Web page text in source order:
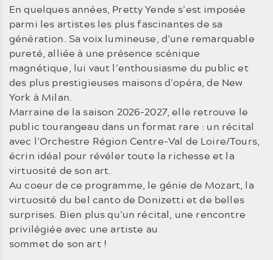
En quelques années, Pretty Yende s’est imposée
parmi les artistes les plus fascinantes de sa
génération. Sa voix lumineuse, d’une remarquable
pureté, alliée à une présence scénique
magnétique, lui vaut l’enthousiasme du public et
des plus prestigieuses maisons d’opéra, de New
York à Milan.
Marraine de la saison 2026-2027, elle retrouve le
public tourangeau dans un format rare : un récital
avec l’Orchestre Région Centre-Val de Loire/Tours,
écrin idéal pour révéler toute la richesse et la
virtuosité de son art.
Au coeur de ce programme, le génie de Mozart, la
virtuosité du bel canto de Donizetti et de belles
surprises. Bien plus qu’un récital, une rencontre
privilégiée avec une artiste au
sommet de son art !